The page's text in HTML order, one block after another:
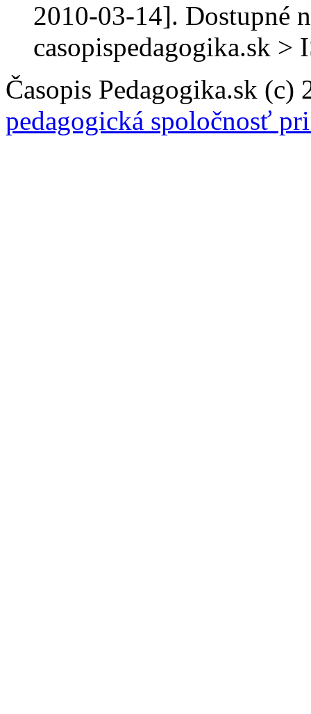
2010-03-14]. Dostupné
casopispedagogika.sk >
Časopis Pedagogika.sk
pedagogická spoločnosť